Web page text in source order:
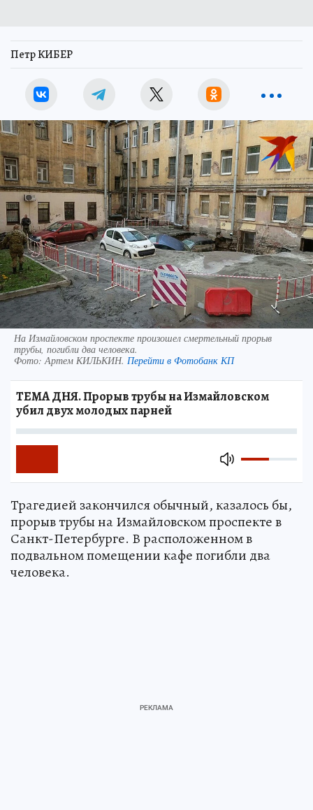
Петр КИБЕР
На Измайловском проспекте произошел смертельный прорыв
трубы, погибли два человека.
Фото: Артем КИЛЬКИН. Перейти в Фотобанк КП
ТЕМА ДНЯ. Прорыв трубы на Измайловском
убил двух молодых парней
Трагедией закончился обычный, казалось бы,
прорыв трубы на Измайловском проспекте в
Санкт-Петербурге. В расположенном в
подвальном помещении кафе погибли два
человека.